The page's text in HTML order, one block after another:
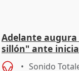
Adelante augura
sillón" ante
Sonido